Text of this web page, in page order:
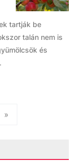
tartják be
talán nem is
és
»